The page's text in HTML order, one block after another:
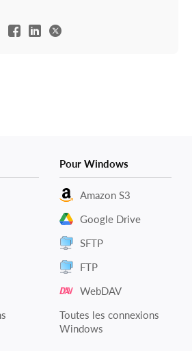
Pour Windows
Amazon S3
Google Drive
SFTP
FTP
WebDAV
Toutes les connexions
Windows